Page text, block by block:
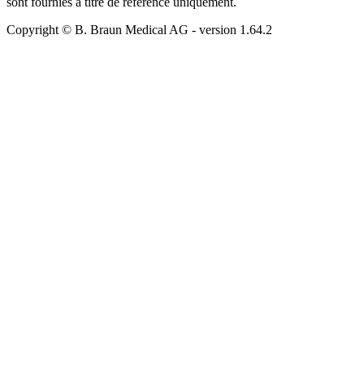
Copyright © B. Braun Medical AG - version 1.64.2